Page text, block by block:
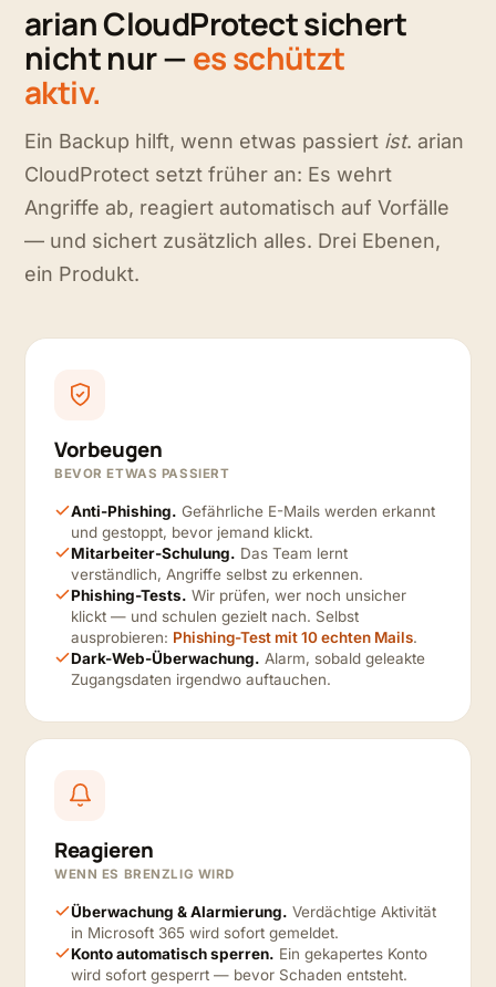
arian CloudProtect sichert
nicht nur —es schützt
aktiv.
Ein Backup hilft, wenn etwas passiert ist. arian
CloudProtect setzt früher an: Es wehrt
Angriffe ab, reagiert automatisch auf Vorfälle
— und sichert zusätzlich alles. Drei Ebenen,
ein Produkt.
Vorbeugen
BEVOR ETWAS PASSIERT
Anti-Phishing. Gefährliche E-Mails werden erkannt
und gestoppt, bevor jemand klickt.
Mitarbeiter-Schulung. Das Team lernt
verständlich, Angriffe selbst zu erkennen.
Phishing-Tests. Wir prüfen, wer noch unsicher
klickt — und schulen gezielt nach. Selbst
ausprobieren: Phishing-Test mit 10 echten Mails.
Dark-Web-Überwachung. Alarm, sobald geleakte
Zugangsdaten irgendwo auftauchen.
Reagieren
WENN ES BRENZLIG WIRD
Überwachung & Alarmierung. Verdächtige Aktivität
in Microsoft 365 wird sofort gemeldet.
Konto automatisch sperren. Ein gekapertes Konto
wird sofort gesperrt — bevor Schaden entsteht.